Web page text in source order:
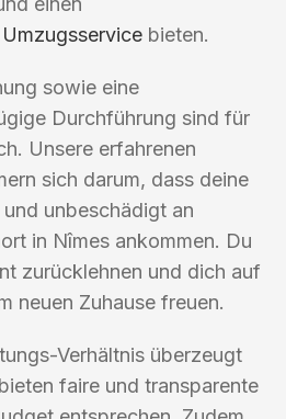
Umzugsservice bieten.
sowie eine
Durchführung sind für
Unsere erfahrenen
sich darum, dass deine
unbeschädigt an
in Nîmes ankommen. Du
zurücklehnen und dich auf
neuen Zuhause freuen.
Verhältnis überzeugt
faire und transparente